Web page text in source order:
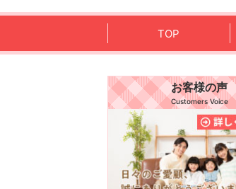
TOP
お客様の声
Customers Voice